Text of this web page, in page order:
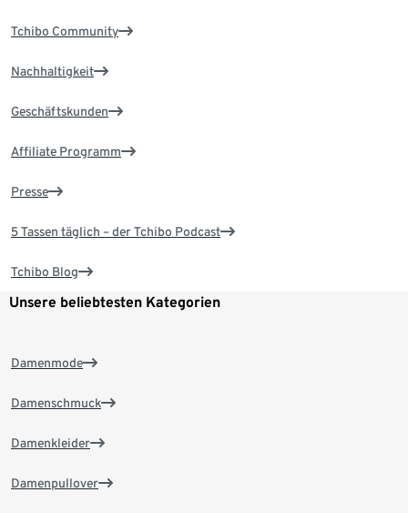
Tchibo Community
Nachhaltigkeit
Geschäftskunden
Affiliate Programm
Presse
5 Tassen täglich – der Tchibo Podcast
Tchibo Blog
Unsere beliebtesten Kategorien
Damenmode
Damenschmuck
Damenkleider
Damenpullover